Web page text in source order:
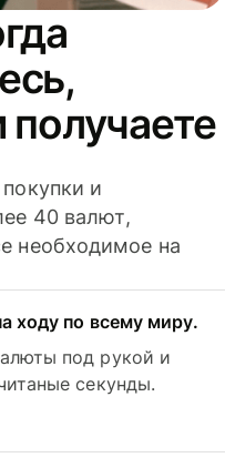
получаете
и
40 валют,
необходимое на
ходу по всему миру.
под рукой и
секунды.